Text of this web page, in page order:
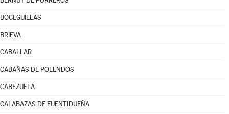
BOCEGUILLAS
BRIEVA
CABALLAR
CABAÑAS DE POLENDOS
CABEZUELA
CALABAZAS DE FUENTIDUEÑA